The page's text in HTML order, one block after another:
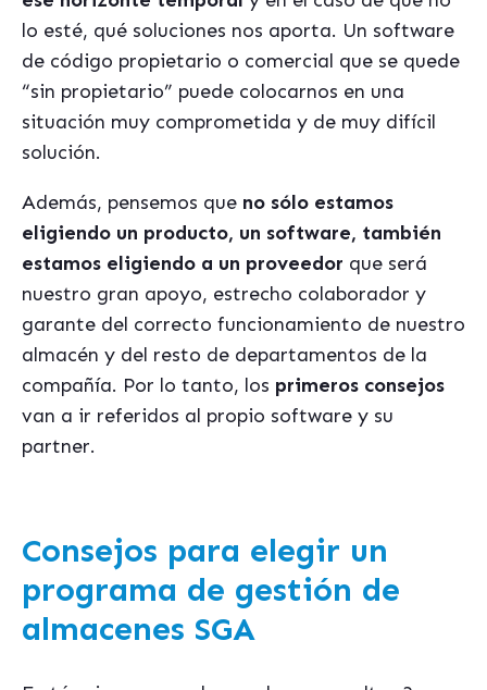
lo esté, qué soluciones nos aporta. Un software
de código propietario o comercial que se quede
“sin propietario” puede colocarnos en una
situación muy comprometida y de muy difícil
solución.
Además, pensemos que no sólo estamos
eligiendo un producto, un software, también
estamos eligiendo a un proveedor que será
nuestro gran apoyo, estrecho colaborador y
garante del correcto funcionamiento de nuestro
almacén y del resto de departamentos de la
compañía. Por lo tanto, los primeros consejos
van a ir referidos al propio software y su
partner.
Consejos para elegir un
programa de gestión de
almacenes SGA